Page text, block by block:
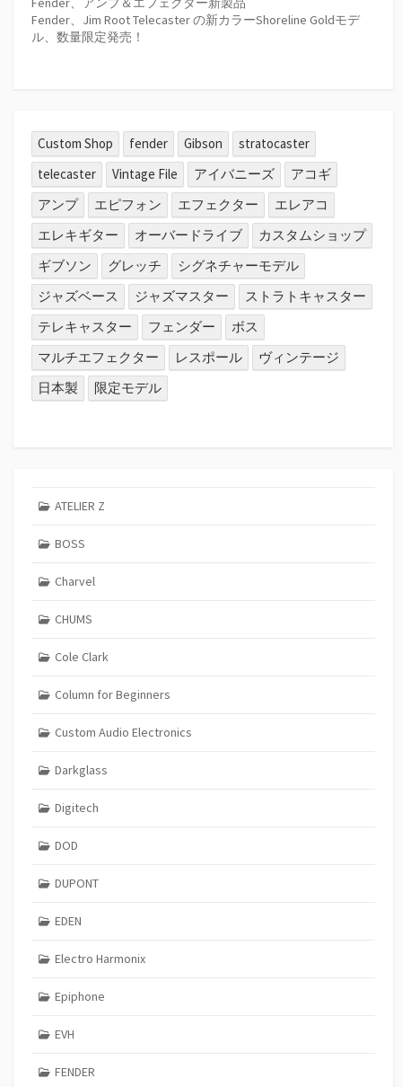
Fender、Jim Root Telecaster の新カラーShoreline Goldモデ
ル、数量限定発売！
Custom Shop fender Gibson
stratocaster
telecaster
Vintage File アイバニーズ
アコギ
アンプ
エピフォン エフェクター
エレアコ
エレキギター
オーバードライブ
カスタムショップ
ギブソン
グレッチ
シグネチャーモデル
ジャズベース
ジャズマスター
ストラトキャスター
テレキャスター
フェンダー
ボス
マルチエフェクター
レスポール
ヴィンテージ
日本製
限定モデル
ATELIER Z
BOSS
Charvel
CHUMS
Cole Clark
Column for Beginners
Custom Audio Electronics
Darkglass
Digitech
DOD
DUPONT
EDEN
Electro Harmonix
Epiphone
EVH
FENDER